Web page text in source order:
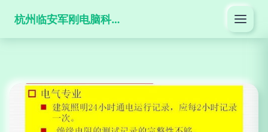
杭州临安军刚电脑科技有限公司